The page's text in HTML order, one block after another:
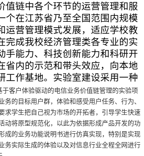
值链中各个环节的运营管理和服
个在江苏省乃至全国范围内规模
运营管理模式发展，适应学校教
完成我校经济管理类各专业的实
手能力、科技创新能力和科研开
省内的示范和带头效应，向本地
工作基地。实验室建设采用一种
客户体验驱动的电信业务价值链管理的实验项
的目标用户群，体验和感受用户任务、行为、
求学生把自己视为市场的开拓者，引导学生快速
动将原型规范化，以此为依据形成产品开发的功
成的业务功能说明书进行仿真实现，特别是实现
务实际生成的体验以及对信息行业全程全网进行